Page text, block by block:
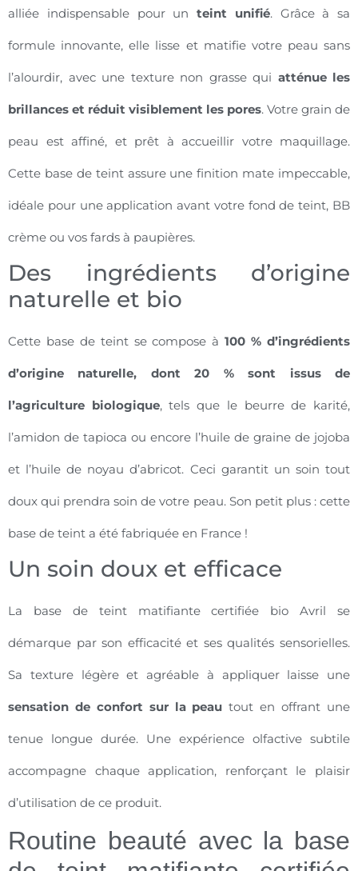
alliée indispensable pour un teint unifié. Grâce à sa
formule innovante, elle lisse et matifie votre peau sans
l’alourdir, avec une texture non grasse qui atténue les
brillances et réduit visiblement les pores. Votre grain de
peau est affiné, et prêt à accueillir votre maquillage.
Cette base de teint assure une finition mate impeccable,
idéale pour une application avant votre fond de teint, BB
crème ou vos fards à paupières.
Des ingrédients d’origine
naturelle et bio
Cette base de teint se compose à100 % d’ingrédients
d’origine naturelle, dont 20 % sont issus de
l’agriculture biologique, tels que le beurre de karité,
l’amidon de tapioca ou encore l’huile de graine de jojoba
et l’huile de noyau d’abricot. Ceci garantit un soin tout
doux qui prendra soin de votre peau. Son petit plus : cette
base de teint a été fabriquée en France !
Un soin doux et efficace
La base de teint matifiante certifiée bio Avril se
démarque par son efficacité et ses qualités sensorielles.
Sa texture légère et agréable à appliquer laisse une
sensation de confort sur la peau tout en offrant une
tenue longue durée. Une expérience olfactive subtile
accompagne chaque application, renforçant le plaisir
d’utilisation de ce produit.
Routine beauté avec la base